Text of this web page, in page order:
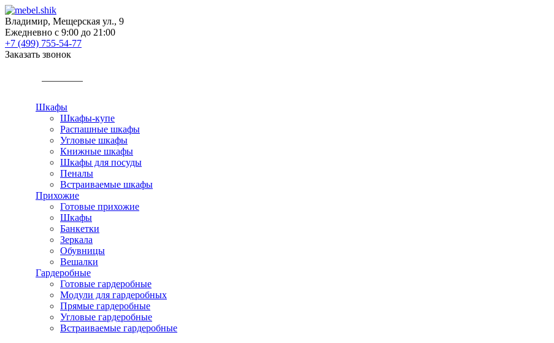
Владимир, Мещерская ул., 9
Ежедневно с 9:00 до 21:00
+7 (499) 755-54-77
Заказать звонок
Шкафы
Шкафы-купе
Распашные шкафы
Угловые шкафы
Книжные шкафы
Шкафы для посуды
Пеналы
Встраиваемые шкафы
Прихожие
Готовые прихожие
Шкафы
Банкетки
Зеркала
Обувницы
Вешалки
Гардеробные
Готовые гардеробные
Модули для гардеробных
Прямые гардеробные
Угловые гардеробные
Встраиваемые гардеробные